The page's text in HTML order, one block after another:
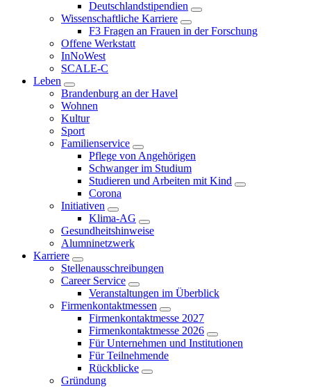
Deutschlandstipendien
Wissenschaftliche Karriere
F3 Fragen an Frauen in der Forschung
Offene Werkstatt
InNoWest
SCALE-C
Leben
Brandenburg an der Havel
Wohnen
Kultur
Sport
Familienservice
Pflege von Angehörigen
Schwanger im Studium
Studieren und Arbeiten mit Kind
Corona
Initiativen
Klima-AG
Gesundheitshinweise
Alumninetzwerk
Karriere
Stellenausschreibungen
Career Service
Veranstaltungen im Überblick
Firmenkontaktmessen
Firmenkontaktmesse 2027
Firmenkontaktmesse 2026
Für Unternehmen und Institutionen
Für Teilnehmende
Rückblicke
Gründung